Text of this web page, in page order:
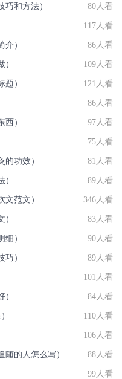
和方法） 80人看
117人看
） 86人看
109人看
） 121人看
86人看
） 97人看
75人看
功效） 81人看
89人看
范文） 346人看
83人看
） 90人看
） 89人看
101人看
84人看
110人看
106人看
的人怎么写） 88人看
99人看